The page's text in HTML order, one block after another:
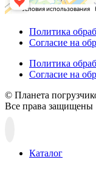
Политика
Согласие на
Политика
Согласие на
© Планета
Все права защищены
Каталог